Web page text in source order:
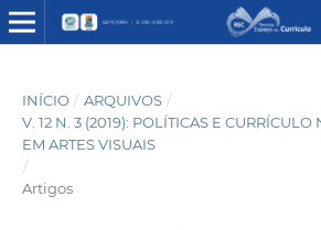
INÍCIO / ARQUIVOS /
V. 12 N. 3 (2019): POLÍTICAS E
EM ARTES VISUAIS
/
Artigos